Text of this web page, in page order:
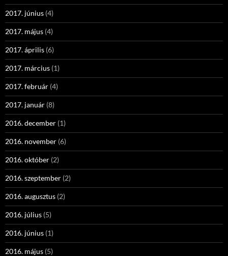
2017. június (4)
2017. május (4)
2017. április (6)
2017. március (1)
2017. február (4)
2017. január (8)
2016. december (1)
2016. november (6)
2016. október (2)
2016. szeptember (2)
2016. augusztus (2)
2016. július (5)
2016. június (1)
2016. május (5)